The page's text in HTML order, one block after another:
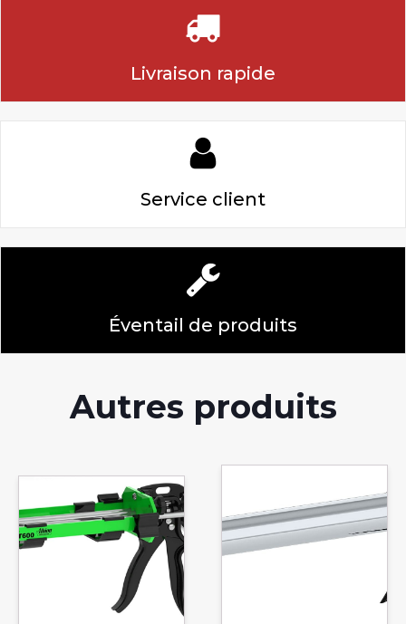
Livraison rapide
Service client
Éventail de produits
Autres produits